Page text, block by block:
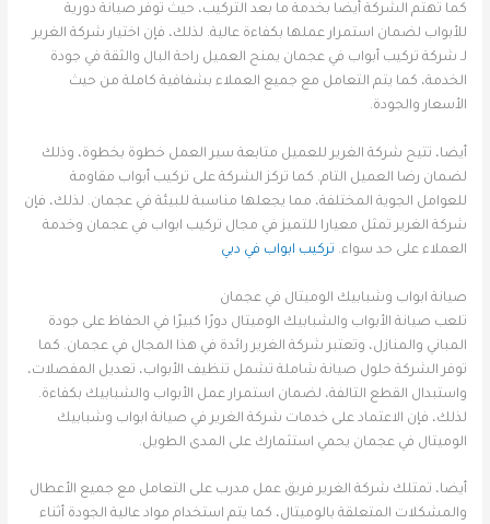
كما تهتم الشركة أيضا بخدمة ما بعد التركيب، حيث توفر صيانة دورية
للأبواب لضمان استمرار عملها بكفاءة عالية. لذلك، فإن اختيار شركة الغرير
لـ شركة تركيب أبواب في عجمان يمنح العميل راحة البال والثقة في جودة
الخدمة، كما يتم التعامل مع جميع العملاء بشفافية كاملة من حيث
الأسعار والجودة.
أيضا، تتيح شركة الغرير للعميل متابعة سير العمل خطوة بخطوة، وذلك
لضمان رضا العميل التام. كما تركز الشركة على تركيب أبواب مقاومة
للعوامل الجوية المختلفة، مما يجعلها مناسبة للبيئة في عجمان. لذلك، فإن
شركة الغرير تمثل معيارا للتميز في مجال تركيب ابواب في عجمان وخدمة
العملاء على حد سواء. تركيب ابواب في دبي
صيانة ابواب وشبابيك الوميتال في عجمان
تلعب صيانة الأبواب والشبابيك الوميتال دورًا كبيرًا في الحفاظ على جودة
المباني والمنازل، وتعتبر شركة الغرير رائدة في هذا المجال في عجمان. كما
توفر الشركة حلول صيانة شاملة تشمل تنظيف الأبواب، تعديل المفصلات،
واستبدال القطع التالفة، لضمان استمرار عمل الأبواب والشبابيك بكفاءة.
لذلك، فإن الاعتماد على خدمات شركة الغرير في صيانة ابواب وشبابيك
الوميتال في عجمان يحمي استثمارك على المدى الطويل.
أيضا، تمتلك شركة الغرير فريق عمل مدرب على التعامل مع جميع الأعطال
والمشكلات المتعلقة بالوميتال، كما يتم استخدام مواد عالية الجودة أثناء